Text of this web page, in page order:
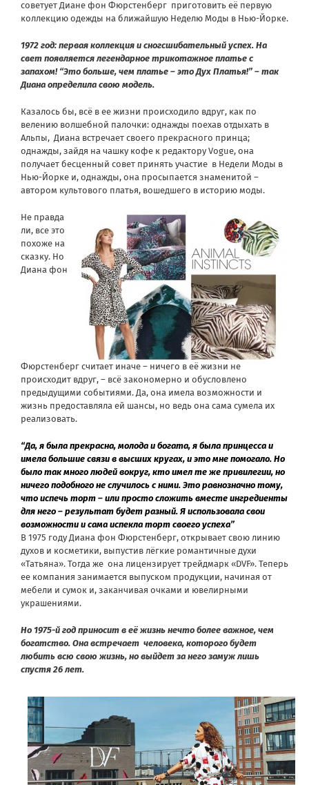
советует Диане фон Фюрстенберг приготовить её первую
коллекцию одежды на ближайшую Неделю Моды в Нью-Йорке.
1972 год: первая коллекция и сногсшибательный успех. На
свет появляется легендарное трикотажное платье с
запахом! “Это больше, чем платье – это Дух Платья!” – так
Диана определила свою модель.
Казалось бы, всё в ее жизни происходило вдруг, как по
велению волшебной палочки: однажды поехав отдыхать в
Альпы, Диана встречает своего прекрасного принца;
однажды, зайдя на чашку кофе к редактору Vogue, она
получает бесценный совет принять участие в Недели Моды в
Нью-Йорке и, однажды, она просыпается знаменитой –
автором культового платья, вошедшего в историю моды.
Не правда
ли, все это
похоже на
сказку. Но
Диана фон
Фюрстенберг считает иначе – ничего в её жизни не
происходит вдруг, – всё закономерно и обусловлено
предыдущими событиями. Да, она имела возможности и
жизнь предоставляла ей шансы, но ведь она сама сумела их
реализовать.
“Да, я была прекрасна, молода и богата, я была принцесса и
имела большие связи в высших кругах, и это мне помогало. Но
было так много людей вокруг, кто имел те же привилегии, но
ничего подобного не случилось с ними. Это равнозначно тому,
что испечь торт – или просто сложить вместе ингредиенты
для него – результат будет разный. Я использовала свои
возможности и сама испекла торт своего успеха”
В 1975 году Диана фон Фюрстенберг, открывает свою линию
духов и косметики, выпустив лёгкие романтичные духи
«Татьяна». Тогда же она лицензирует трейдмарк «DVF». Теперь
ее компания занимается выпуском продукции, начиная от
мебели и сумок и, заканчивая очками и ювелирными
украшениями.
Но 1975-й год приносит в её жизнь нечто более важное, чем
богатство. Она встречает человека, которого будет
любить всю свою жизнь, но выйдет за него замуж лишь
спустя 26 лет.